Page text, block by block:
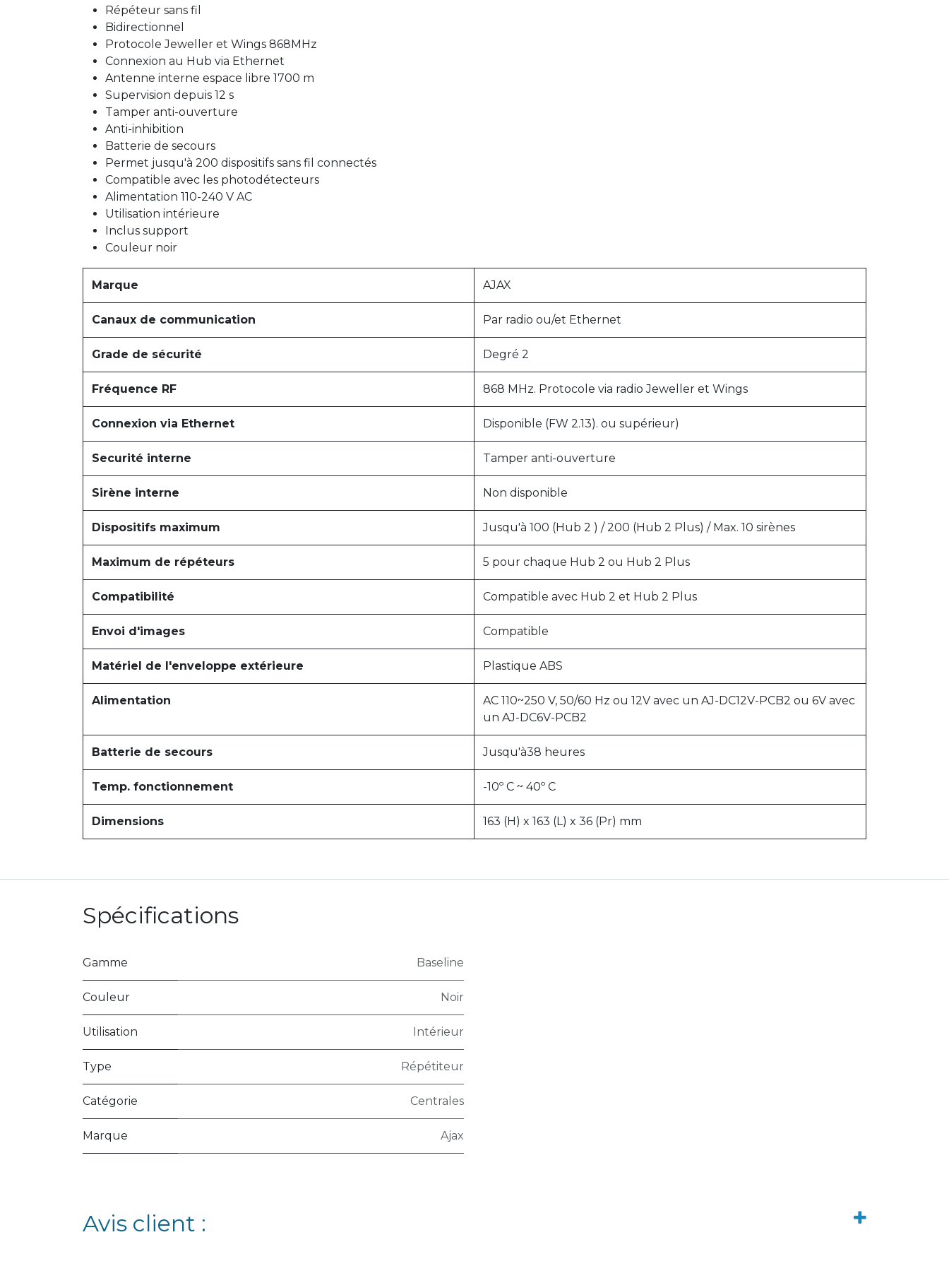
Répéteur sans fil
Bidirectionnel
Protocole Jeweller et Wings 868MHz
Connexion au Hub via Ethernet
Antenne interne espace libre 1700 m
Supervision depuis 12 s
Tamper anti-ouverture
Anti-inhibition
Batterie de secours
Permet jusqu'à 200 dispositifs sans fil connectés
Compatible avec les photodétecteurs
Alimentation 110-240 V AC
Utilisation intérieure
Inclus support
Couleur noir
Marque AJAX
Canaux de communication Par radio ou/et Ethernet
Grade de sécurité Degré 2
Fréquence RF 868 MHz. Protocole via radio Jeweller et Wings
Connexion via Ethernet Disponible (FW 2.13). ou supérieur)
Securité interne Tamper anti-ouverture
Sirène interne Non disponible
Dispositifs maximum Jusqu'à 100 (Hub 2 ) / 200 (Hub 2 Plus) / Max. 10 sirènes
Maximum de répéteurs 5 pour chaque Hub 2 ou Hub 2 Plus
Compatibilité Compatible avec Hub 2 et Hub 2 Plus
Envoi d'images Compatible
Matériel de l'enveloppe extérieure Plastique ABS
Alimentation
AC 110~250 V, 50/60 Hz ou 12V avec un AJ-DC12V-PCB2 ou 6V avec
un AJ-DC6V-PCB2
Batterie de secours Jusqu'à38 heures
Temp. fonctionnement -10º C ~ 40º C
Dimensions 163 (H) x 163 (L) x 36 (Pr) mm
Spécifications
Gamme Baseline
Couleur Noir
Utilisation Intérieur
Type Répétiteur
Catégorie Centrales
Marque Ajax
Avis client :